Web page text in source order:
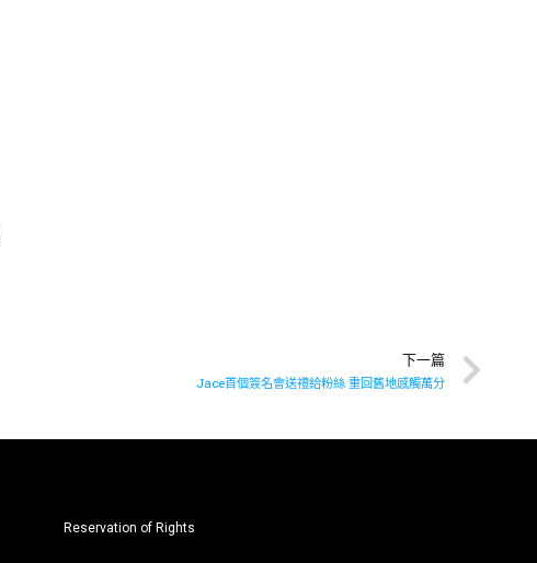
下一篇
Jace首個簽名會送禮給粉絲 重回舊地感觸萬分
Reservation of Rights